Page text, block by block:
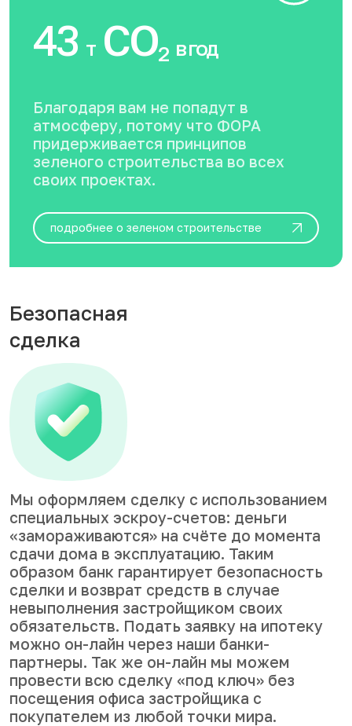
43 тCO2 в год
Благодаря вам не попадут в
атмосферу, потому что ФОРА
придерживается принципов
зеленого строительства во всех
своих проектах.
подробнее о зеленом строительстве
Безопасная
сделка
Мы оформляем сделку с использованием
специальных эскроу-счетов: деньги
«замораживаются» на счёте до момента
сдачи дома в эксплуатацию. Таким
образом банк гарантирует безопасность
сделки и возврат средств в случае
невыполнения застройщиком своих
обязательств. Подать заявку на ипотеку
можно он-лайн через наши банки-
партнеры. Так же он-лайн мы можем
провести всю сделку «под ключ» без
посещения офиса застройщика с
покупателем из любой точки мира.